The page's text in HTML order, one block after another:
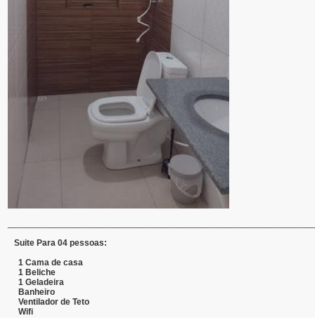
Suite Para 04 pessoas:
1 Cama de casa
1 Beliche
1 Geladeira
Banheiro
Ventilador de Teto
Wifi